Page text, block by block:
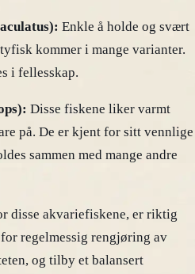
Enkle å holde og svært
kommer i mange varianter.
i fellesskap.
Disse fiskene liker varmt
på. De er kjent for sitt vennlige
sammen med mange andre
disse akvariefiskene, er riktig
regelmessig rengjøring av
og tilby et balansert